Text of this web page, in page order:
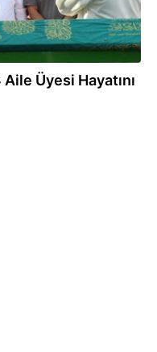
Üyesi Hayatını